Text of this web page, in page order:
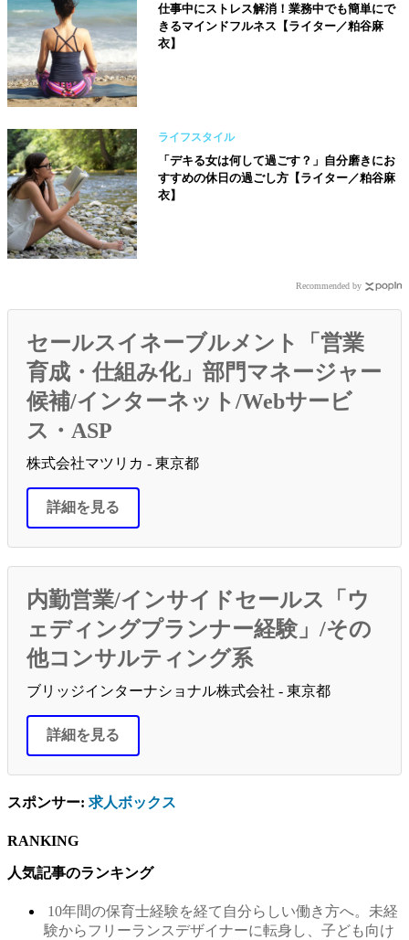
仕事中にストレス解消！業務中でも簡単にで
きるマインドフルネス【ライター／粕谷麻
衣】
ライフスタイル
「デキる女は何して過ごす？」自分磨きにお
すすめの休日の過ごし方【ライター／粕谷麻
衣】
Recommended by
セールスイネーブルメント「営業
育成・仕組み化」部門マネージャー
候補/インターネット/Webサービ
ス・ASP
株式会社マツリカ - 東京都
詳細を見る
内勤営業/インサイドセールス「ウ
ェディングプランナー経験」/その
他コンサルティング系
ブリッジインターナショナル株式会社 - 東京都
詳細を見る
スポンサー: 求人ボックス
RANKING
人気記事のランキング
10年間の保育士経験を経て自分らしい働き方へ。未経
験からフリーランスデザイナーに転身し、子ども向け